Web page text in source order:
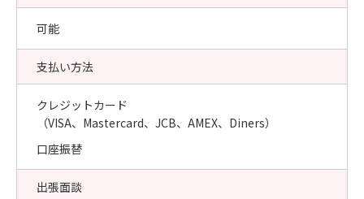
可能
支払い方法
クレジットカード
（VISA、Mastercard、JCB、AMEX、Diners）
口座振替
出張面談